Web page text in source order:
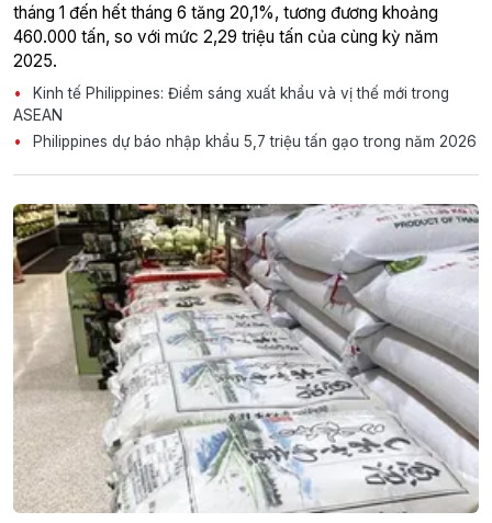
tháng 1 đến hết tháng 6 tăng 20,1%, tương đương khoảng
460.000 tấn, so với mức 2,29 triệu tấn của cùng kỳ năm
2025.
Kinh tế Philippines: Điểm sáng xuất khẩu và vị thế mới trong
ASEAN
Philippines dự báo nhập khẩu 5,7 triệu tấn gạo trong năm 2026